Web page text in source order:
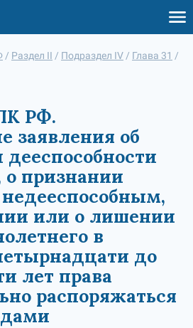
/ Раздел II / Подраздел IV / Глава 31 /
РФ.
заявления об
признании
или о лишении
в
до
лет права
распоряжаться